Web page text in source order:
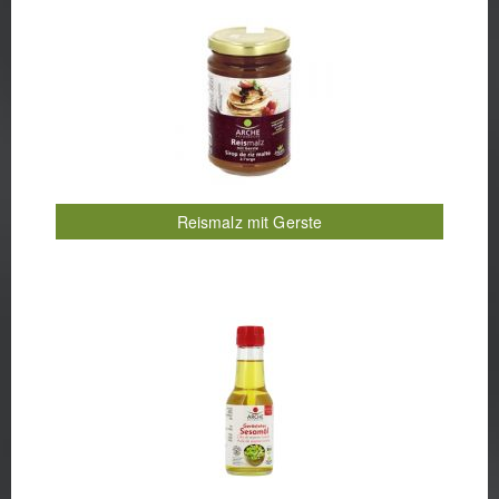
Risotto mit Shiitake und winterlichem Rettich-Apfel-
Rote-Beete-Birne-Granatapfel-Salat mit
Rotkohl-Möhren-Coleslaw mit asiatischem Ingwer-
Dressing
Salatwraps mit Glasnudeln
Sauerteigbrot ohne Hefe
Scharfe Gemüse-Pfanne
Scharfe Sambal-Sauce zu gebratenem Tempeh
Scharfe Udon-Tofu-Suppe
Reismalz mit Gerste